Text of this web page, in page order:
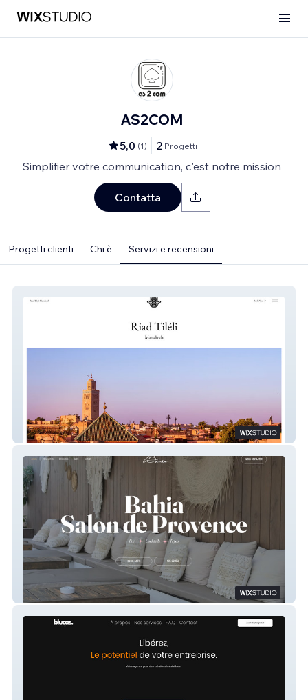
AS2COM
5,0 (1) 2 Progetti
Simplifier votre communication, c'est notre mission
Contatta
Progetti clienti Chi è Servizi e recensioni
Riad Tiléli Marrakech
Bahia Salon de Provence